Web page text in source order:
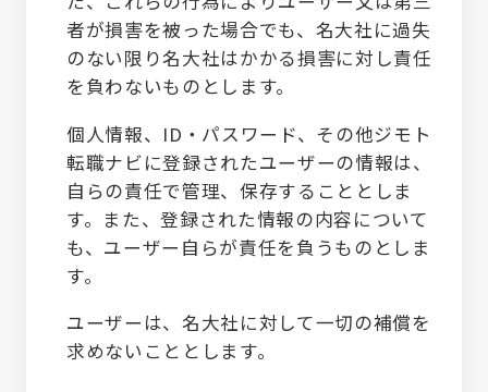
者が損害を被った場合でも、名大社に過失
のない限り名大社はかかる損害に対し責任
を負わないものとします。
個人情報、ID・パスワード、その他ジモト
転職ナビに登録されたユーザーの情報は、
自らの責任で管理、保存することとしま
す。また、登録された情報の内容について
も、ユーザー自らが責任を負うものとしま
す。
ユーザーは、名大社に対して一切の補償を
求めないこととします。